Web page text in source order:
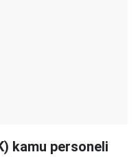
kamu personeli